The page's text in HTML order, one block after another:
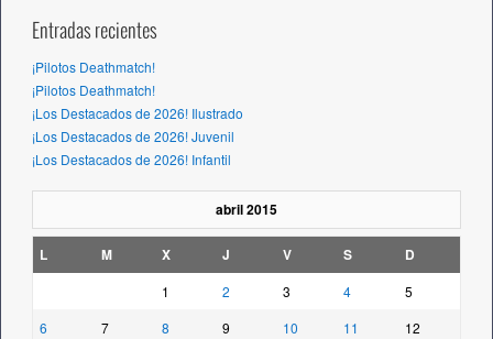
Entradas recientes
¡Pilotos Deathmatch!
¡Pilotos Deathmatch!
¡Los Destacados de 2026! Ilustrado
¡Los Destacados de 2026! Juvenil
¡Los Destacados de 2026! Infantil
abril 2015
L M X J V S D
1 2 3 4
5
6
7 8 9 10 11
12